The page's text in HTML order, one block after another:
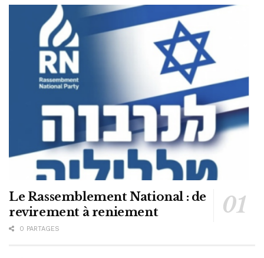
Le Rassemblement National : de
revirement à reniement
0 PARTAGES